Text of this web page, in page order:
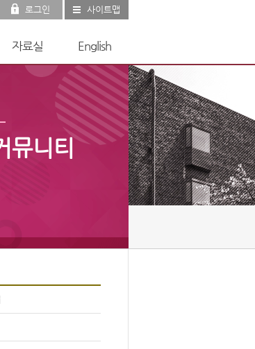
로그인 사이트맵
자료실 English
뮤니티